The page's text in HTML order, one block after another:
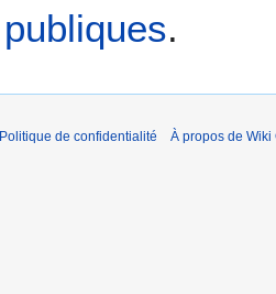
publiques.
Politique de confidentialité À propos de Wiki